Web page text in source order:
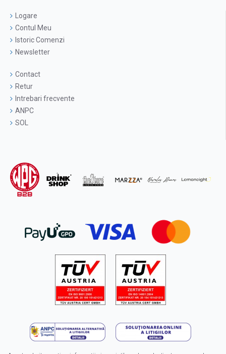
Logare
Contul Meu
Istoric Comenzi
Newsletter
Contact
Retur
Intrebari frecvente
ANPC
SOL